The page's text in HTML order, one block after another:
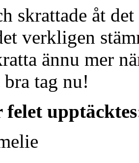
skrattade åt
verkligen
ännu mer
tag nu!